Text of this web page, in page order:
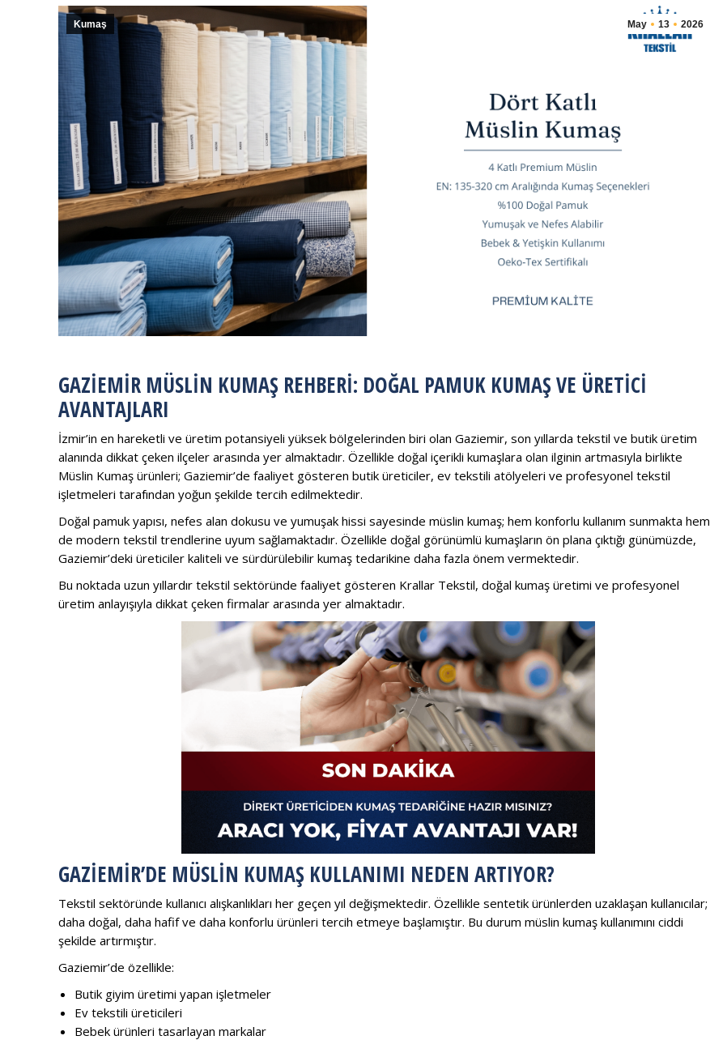
May 13 2026
Kumaş
GAZIEMIR MÜSLIN KUMAŞ REHBERI: DOĞAL PAMUK KUMAŞ VE ÜRETICI
AVANTAJLARI
İzmir’in en hareketli ve üretim potansiyeli yüksek bölgelerinden biri olan Gaziemir, son yıllarda tekstil ve butik üretim
alanında dikkat çeken ilçeler arasında yer almaktadır. Özellikle doğal içerikli kumaşlara olan ilginin artmasıyla birlikte
Müslin Kumaş ürünleri; Gaziemir’de faaliyet gösteren butik üreticiler, ev tekstili atölyeleri ve profesyonel tekstil
işletmeleri tarafından yoğun şekilde tercih edilmektedir.
Doğal pamuk yapısı, nefes alan dokusu ve yumuşak hissi sayesinde müslin kumaş; hem konforlu kullanım sunmakta hem
de modern tekstil trendlerine uyum sağlamaktadır. Özellikle doğal görünümlü kumaşların ön plana çıktığı günümüzde,
Gaziemir’deki üreticiler kaliteli ve sürdürülebilir kumaş tedarikine daha fazla önem vermektedir.
Bu noktada uzun yıllardır tekstil sektöründe faaliyet gösteren Krallar Tekstil, doğal kumaş üretimi ve profesyonel
üretim anlayışıyla dikkat çeken firmalar arasında yer almaktadır.
GAZIEMIR’DE MÜSLIN KUMAŞ KULLANIMI NEDEN ARTIYOR?
Tekstil sektöründe kullanıcı alışkanlıkları her geçen yıl değişmektedir. Özellikle sentetik ürünlerden uzaklaşan kullanıcılar;
daha doğal, daha hafif ve daha konforlu ürünleri tercih etmeye başlamıştır. Bu durum müslin kumaş kullanımını ciddi
şekilde artırmıştır.
Gaziemir’de özellikle:
Butik giyim üretimi yapan işletmeler
Ev tekstili üreticileri
Bebek ürünleri tasarlayan markalar